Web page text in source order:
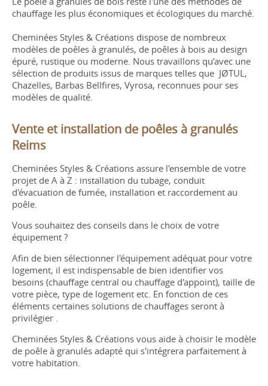
chauffage les plus économiques et écologiques du marché.
Cheminées Styles & Créations dispose de nombreux
modèles de poêles à granulés, de poêles à bois au design
épuré, rustique ou moderne. Nous travaillons qu’avec une
sélection de produits issus de marques telles que JØTUL,
Chazelles, Barbas Bellfires, Vyrosa, reconnues pour ses
modèles de qualité.
Vente et installation de poêles à granulés
Reims
Cheminées Styles & Créations assure l'ensemble de votre
projet de A à Z : installation du tubage, conduit
d'évacuation de fumée, installation et raccordement au
poêle.
Vous souhaitez des conseils dans le choix de votre
équipement ?
Afin de bien sélectionner l'équipement adéquat pour votre
logement, il est indispensable de bien identifier vos
besoins (chauffage central ou chauffage d'appoint), taille de
votre pièce, type de logement etc. En fonction de ces
éléments certaines solutions de chauffages seront à
privilégier .
Cheminées Styles & Créations vous aide à choisir le modèle
de poêle à granulés adapté qui s'intégrera parfaitement à
votre habitation.